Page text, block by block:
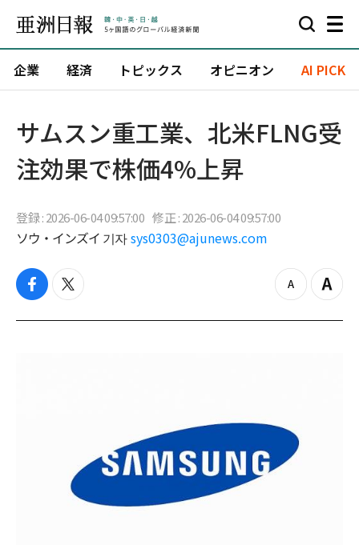
企業 経済 トピックス オピニオン AI PICK
サムスン重工業、北米FLNG受
注効果で株価4%上昇
登録 : 2026-06-04 09:57:00 修正 : 2026-06-04 09:57:00
ソウ・インズイ 기자 sys0303@ajunews.com
f
c
t
i
z
o
Z
o